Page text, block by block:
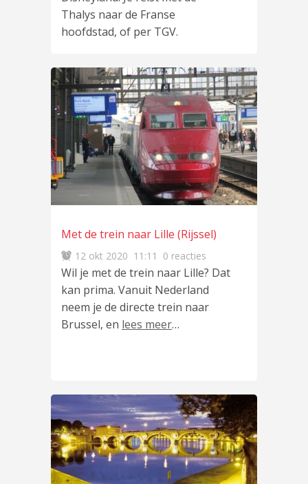
Thalys naar de Franse
hoofdstad, of per TGV.
Met de trein naar Lille (Rijssel)
12 okt 2020 11:11 0 reacties
Wil je met de trein naar Lille? Dat
kan prima. Vanuit Nederland
neem je de directe trein naar
Brussel, en lees meer…